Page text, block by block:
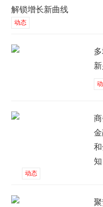
解锁增长新曲线
动态
知
动态